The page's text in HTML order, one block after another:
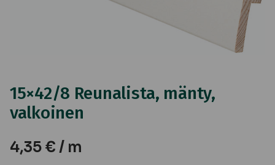
15×42/8 Reunalista, mänty,
valkoinen
4,35 € / m